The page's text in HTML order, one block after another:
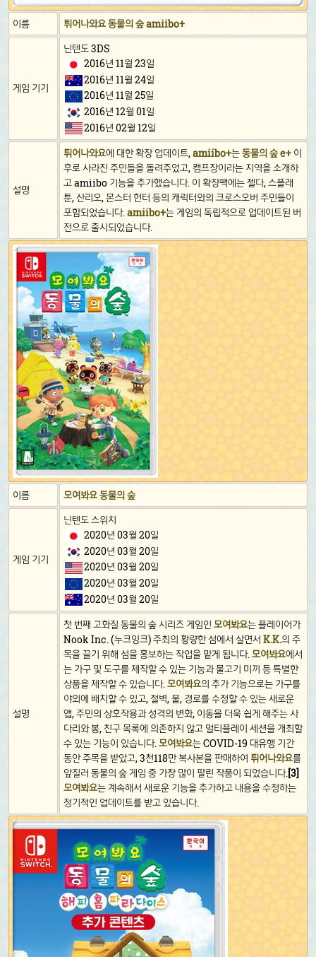
이름 튀어나와요 동물의 숲 amiibo+
게임 기기
닌텐도 3DS
2016년 11월 23일
2016년 11월 24일
2016년 11월 25일
2016년 12월 01일
2016년 02월 12일
설명
튀어나와요에 대한 확장 업데이트,amiibo+는동물의 숲 e+ 이
후로 사라진 주민들을 돌려주었고, 캠프장이라는 지역을 소개하
고 amiibo 기능을 추가했습니다. 이 확장팩에는 젤다, 스플래
툰, 산리오, 몬스터 헌터 등의 캐릭터와의 크로스오버 주민들이
포함되었습니다.amiibo+는 게임의 독립적으로 업데이트된 버
전으로 출시되었습니다.
이름 모여봐요 동물의 숲
게임 기기
닌텐도 스위치
2020년 03월 20일
2020년 03월 20일
2020년 03월 20일
2020년 03월 20일
2020년 03월 20일
설명
첫 번째 고화질 동물의 숲 시리즈 게임인 모여봐요는 플레이어가
Nook Inc. (누크잉크) 주최의 황량한 섬에서 살면서 K.K.의 주
목을 끌기 위해 섬을 홍보하는 작업을 맡게 됩니다.모여봐요에서
는 가구 및 도구를 제작할 수 있는 기능과 물고기 미끼 등 특별한
상품을 제작할 수 있습니다.모여봐요의 추가 기능으로는 가구를
야외에 배치할 수 있고, 절벽, 물, 경로를 수정할 수 있는 새로운
앱, 주민의 상호작용과 성격의 변화, 이동을 더욱 쉽게 해주는 사
다리와 봉, 친구 목록에 의존하지 않고 멀티플레이 세션을 개최할
수 있는 기능이 있습니다.모여봐요는 COVID-19 대유행 기간
동안 주목을 받았고, 3천118만 복사본을 판매하여 튀어나와요를
앞질러 동물의 숲 게임 중 가장 많이 팔린 작품이 되었습니다.[3]
모여봐요는 계속해서 새로운 기능을 추가하고 내용을 수정하는
정기적인 업데이트를 받고 있습니다.